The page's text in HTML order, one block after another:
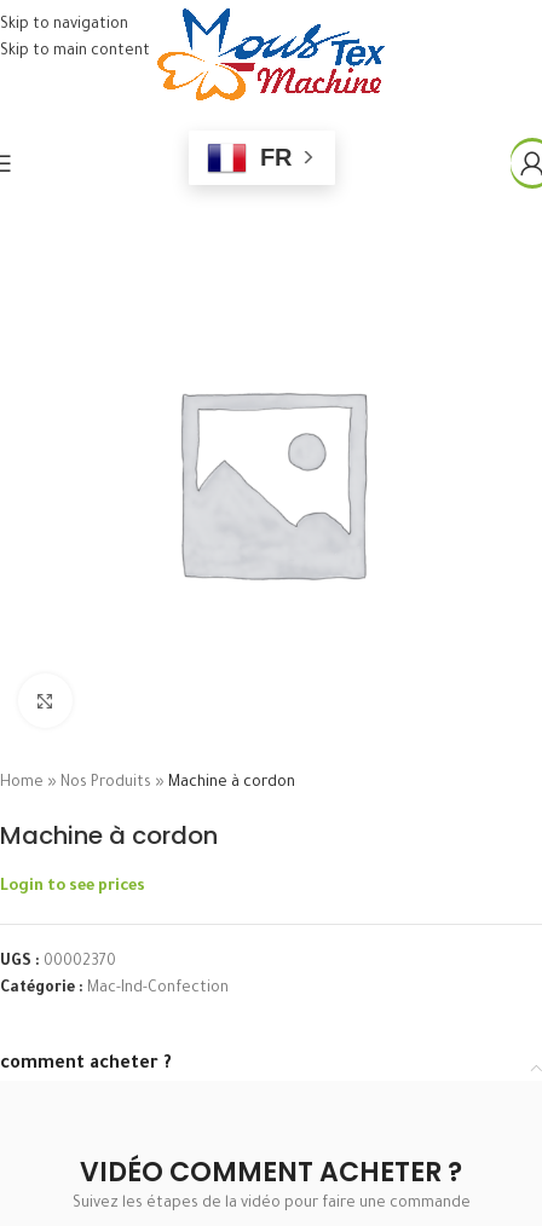
Skip to navigation
Skip to main content
FR
Home » Nos Produits » Machine à cordon
Machine à cordon
Login to see prices
UGS : 00002370
Catégorie : Mac-Ind-Confection
comment acheter ?
VIDÉO COMMENT ACHETER ?
Suivez les étapes de la vidéo pour faire une commande